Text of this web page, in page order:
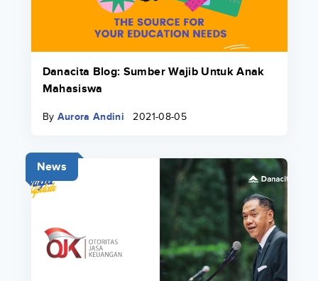
Danacita Blog: Sumber Wajib Untuk Anak
Mahasiswa
By Aurora Andini 2021-08-05
News